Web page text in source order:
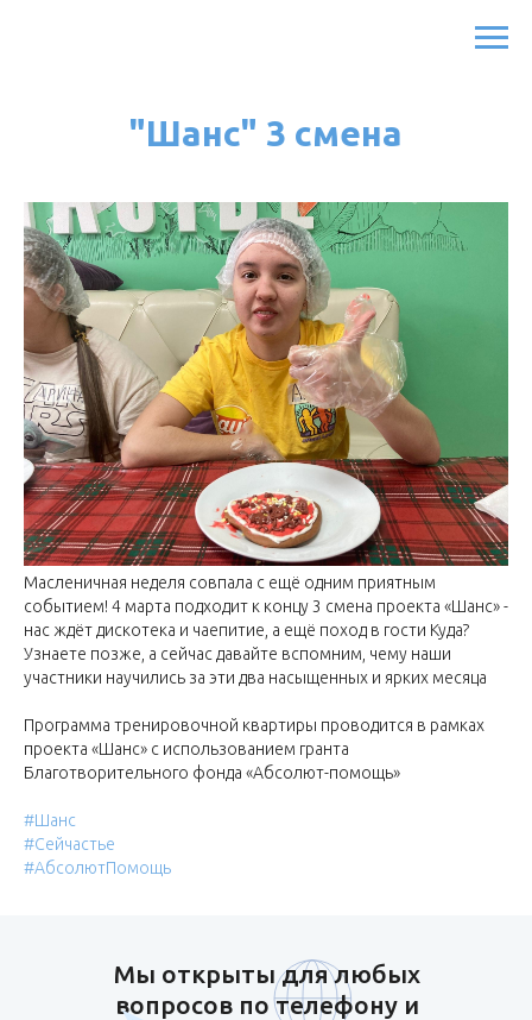
"Шанс" 3 смена
Масленичная неделя совпала с ещё одним приятным
событием! 4 марта подходит к концу 3 смена проекта «Шанс» -
нас ждёт дискотека и чаепитие, а ещё поход в гости Куда?
Узнаете позже, а сейчас давайте вспомним, чему наши
участники научились за эти два насыщенных и ярких месяца
Программа тренировочной квартиры проводится в рамках
проекта «Шанс» с использованием гранта
Благотворительного фонда «Абсолют-помощь»
#Шанс
#Сейчастье
#АбсолютПомощь
Мы открыты для любых
вопросов по телефону и